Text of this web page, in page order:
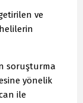
ve
soruşturma
yönelik
ile